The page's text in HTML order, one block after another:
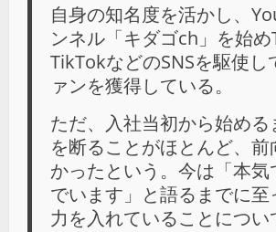
自身の知名度を活かし、
ンネル「キダゴch」を始
TikTokなどのSNSを駆使し
ァンを獲得している。
ただ、入社当初から始め
を断ることがほとんど、前
かったという。今は「本気
でいます」と語るまでに至
力を入れていることについ